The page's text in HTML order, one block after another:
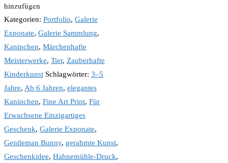
hinzufügen
Kategorien: Portfolio, Galerie
Exponate, Galerie Sammlung,
Kaninchen, Märchenhafte
Meisterwerke, Tier, Zauberhafte
Kinderkunst Schlagwörter: 3–5
Jahre, Ab 6 Jahren, elegantes
Kaninchen, Fine Art Print, Für
Erwachsene Einzigartiges
Geschenk, Galerie Exponate,
Gentleman Bunny, gerahmte Kunst,
Geschenkidee, Hahnemühle-Druck,